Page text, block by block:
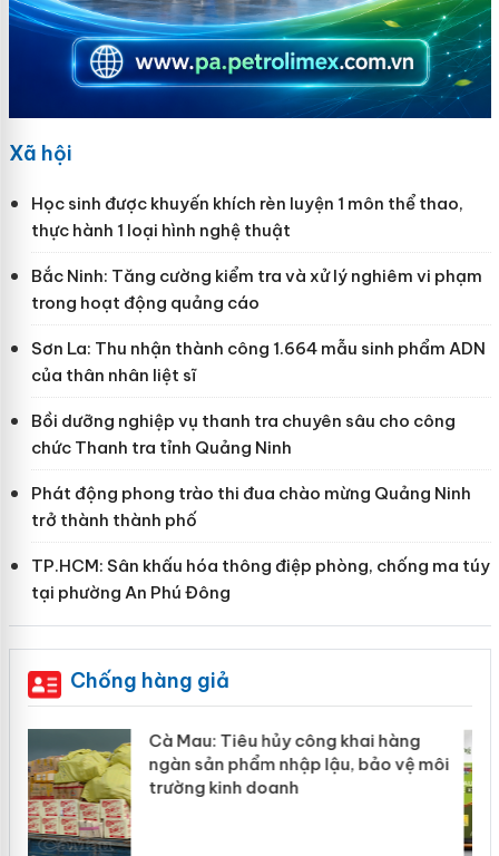
Xã hội
Học sinh được khuyến khích rèn luyện 1 môn thể thao,
thực hành 1 loại hình nghệ thuật
Bắc Ninh: Tăng cường kiểm tra và xử lý nghiêm vi phạm
trong hoạt động quảng cáo
Sơn La: Thu nhận thành công 1.664 mẫu sinh phẩm ADN
của thân nhân liệt sĩ
Bồi dưỡng nghiệp vụ thanh tra chuyên sâu cho công
chức Thanh tra tỉnh Quảng Ninh
Phát động phong trào thi đua chào mừng Quảng Ninh
trở thành thành phố
TP.HCM: Sân khấu hóa thông điệp phòng, chống ma túy
tại phường An Phú Đông
Chống hàng giả
Khẩn trương xác minh, xử lý sản phẩm
Slimaura Care x3 sử dụng giấy phép
giả mạo